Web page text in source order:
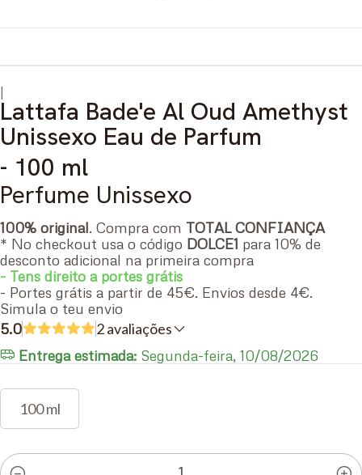
|
Lattafa Bade'e Al Oud Amethyst
Unissexo Eau de Parfum
- 100 ml
Perfume Unissexo
100% original. Compra com TOTAL CONFIANÇA
* No checkout usa o código DOLCE1 para 10% de
desconto adicional na primeira compra
- Tens direito a portes grátis
- Portes grátis a partir de 45€. Envios desde 4€.
Simula o teu envio
5.0
2 avaliações
Entrega estimada: Segunda-feira, 10/08/2026
100 ml